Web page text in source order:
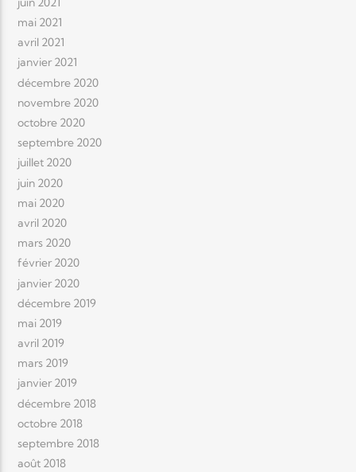
mai 2021
avril 2021
janvier 2021
décembre 2020
novembre 2020
octobre 2020
septembre 2020
juillet 2020
juin 2020
mai 2020
avril 2020
mars 2020
février 2020
janvier 2020
décembre 2019
mai 2019
avril 2019
mars 2019
janvier 2019
décembre 2018
octobre 2018
septembre 2018
août 2018